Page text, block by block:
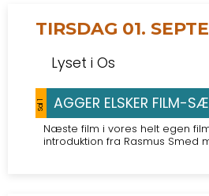
TIRSDAG 01.
Lyset i Os
Sal 1 AGGER ELSKER FILM-
Næste film i vores helt egen
introduktion fra Rasmus Smed